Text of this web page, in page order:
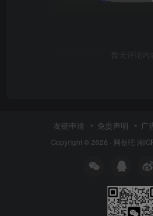
暂无评论内容
友链申请 免责声明 广
Copyright © 2026 · 网创吧 湘